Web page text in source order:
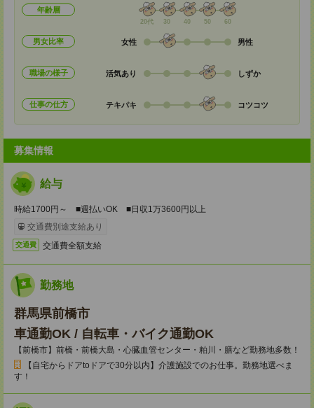
年齢層
20代 30 40 50 60
男女比率 女性 男性
職場の様子 活気あり しずか
仕事の仕方 テキパキ コツコツ
募集情報
給与
時給1700円～ ■週払いOK ■日収1万3600円以上
交通費別途支給あり
交通費 交通費全額支給
勤務地
群馬県前橋市
車通勤OK / 自転車・バイク通勤OK
【前橋市】前橋・前橋大島・心臓血管センター・粕川・膳など勤務地多数！
【自宅からドアtoドアで30分以内】介護施設でのお仕事。勤務地選べま
す！